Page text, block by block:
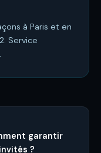
à Paris et en
Service
garantir
?